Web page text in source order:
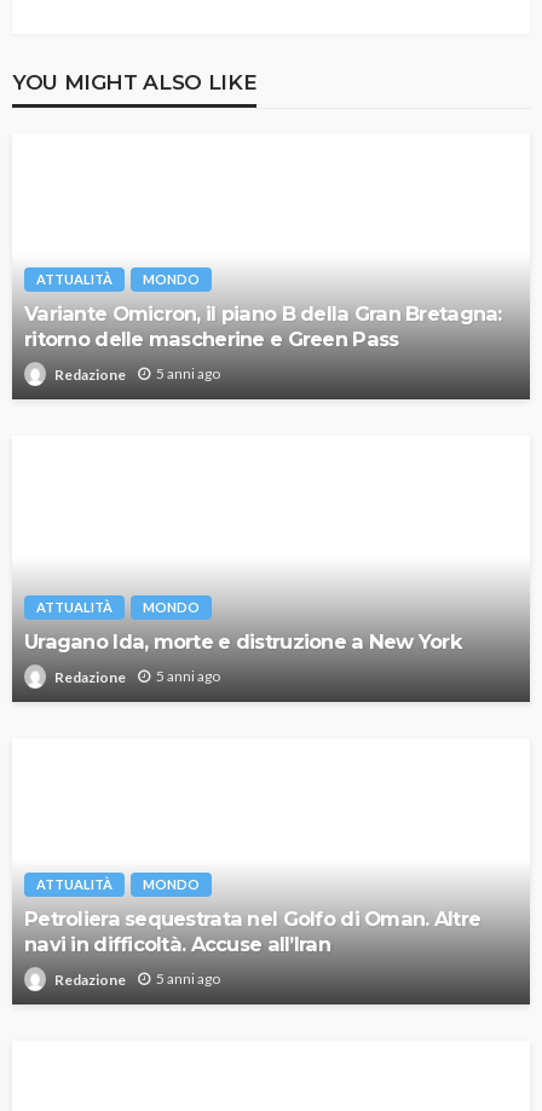
YOU MIGHT ALSO LIKE
ATTUALITÀ MONDO
Variante Omicron, il piano B della Gran Bretagna:
ritorno delle mascherine e Green Pass
Redazione 5 anni ago
ATTUALITÀ MONDO
Uragano Ida, morte e distruzione a New York
Redazione 5 anni ago
ATTUALITÀ MONDO
Petroliera sequestrata nel Golfo di Oman. Altre
navi in difficoltà. Accuse all’Iran
Redazione 5 anni ago